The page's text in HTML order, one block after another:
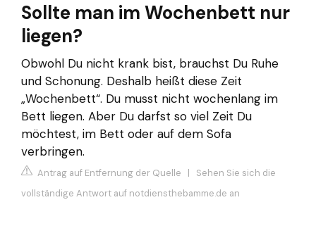
Sollte man im Wochenbett nur
liegen?
Obwohl Du nicht krank bist, brauchst Du Ruhe
und Schonung. Deshalb heißt diese Zeit
„Wochenbett“. Du musst nicht wochenlang im
Bett liegen. Aber Du darfst so viel Zeit Du
möchtest, im Bett oder auf dem Sofa
verbringen.
Antrag auf Entfernung der Quelle | Sehen Sie sich die
vollständige Antwort auf notdiensthebamme.de an